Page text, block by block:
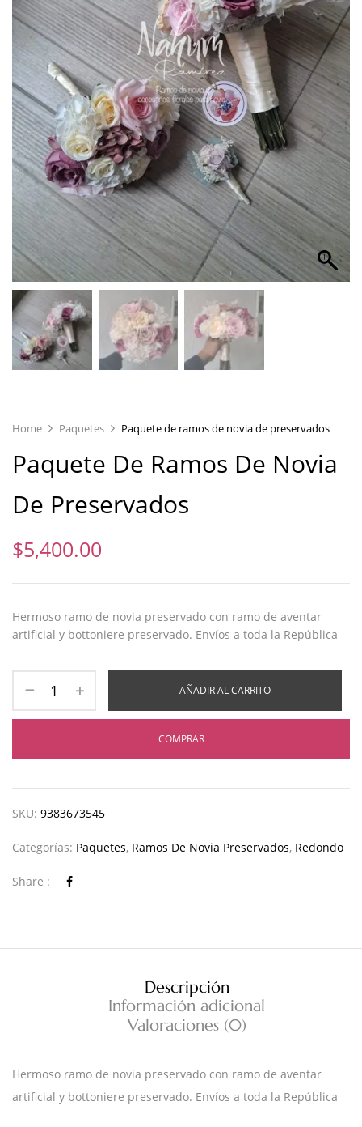
Home Paquetes Paquete de ramos de novia de preservados
Paquete De Ramos De Novia
De Preservados
$5,400.00
Hermoso ramo de novia preservado con ramo de aventar
artificial y bottoniere preservado. Envíos a toda la República
AÑADIR AL CARRITO
COMPRAR
SKU: 9383673545
Categorías: Paquetes, Ramos De Novia Preservados, Redondo
Share :
Descripción
Información adicional
Valoraciones (0)
Hermoso ramo de novia preservado con ramo de aventar
artificial y bottoniere preservado. Envíos a toda la República